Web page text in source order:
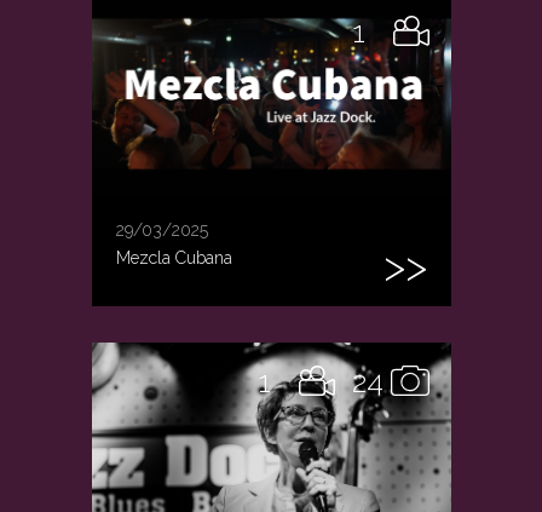
1
29/03/2025
Mezcla Cubana
24
1